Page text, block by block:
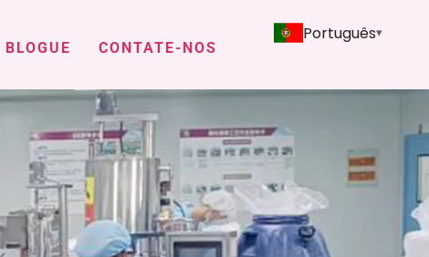
BLOGUE CONTATE-NOS
Português